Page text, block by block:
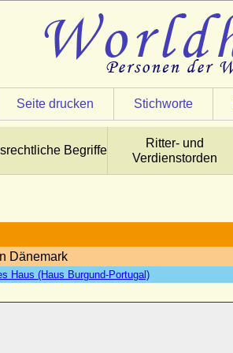
Seite drucken Stichworte
Begriffe
Ritter- und
Verdienstorden
Dänemark
Haus (Haus Burgund-Portugal)